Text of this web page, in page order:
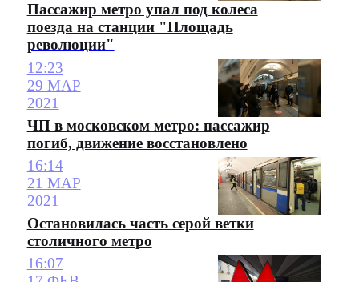
Пассажир метро упал под колеса
поезда на станции "Площадь
революции"
12:23
29 МАР
2021
ЧП в московском метро: пассажир
погиб, движение восстановлено
16:14
21 МАР
2021
Остановилась часть серой ветки
столичного метро
16:07